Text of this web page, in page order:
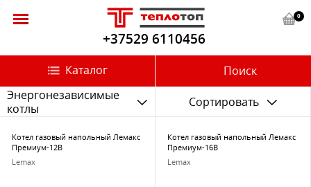
+37529 6110456
Поиск
0
Каталог
Энергонезависимые
котлы
Сортировать
Котел газовый напольный Лемакс
Премиум-12В
Lemax
Котел газовый напольный Лемакс
Премиум-16В
Lemax